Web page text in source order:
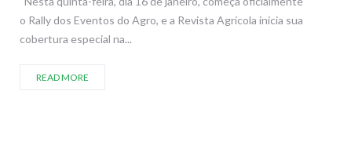
o Rally dos Eventos do Agro, e a Revista Agrícola inicia sua
cobertura especial na...
READ MORE